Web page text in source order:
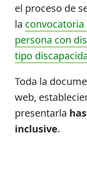
el proceso de
la convocatoria
persona con
tipo
Toda la
web,
presentarla
inclusive.